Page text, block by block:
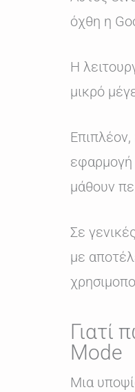
όχθη η
Η
μικρό
εφαρμογή
μάθουν
Σε
με
Γιατί
Mode
Μια